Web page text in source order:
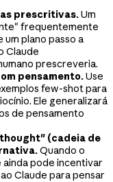
prescritivas.Um
frequentemente
plano passo a
Claude
prescreveria.
pensamento.Use
few-shot para
Ele generalizará
de pensamento
(cadeia de
Quando o
pode incentivar
Claude para pensar